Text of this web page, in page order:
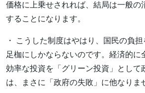
価格に上乗せされれば、結局は一般の
することになります。
・ こうした制度はやはり、国民の負
足枷にしかならないのです。経済的に
効率な投資を「グリーン投資」として
は、まさに「政府の失敗」に他なりま